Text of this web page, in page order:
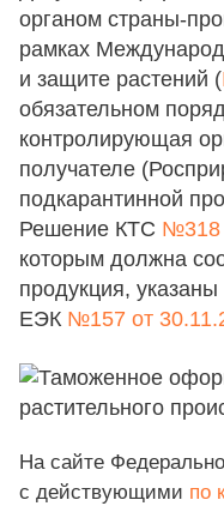
органом страны-
рамках
и защите растений (
обязательном
контролирующая
получателе
подкарантинной
Решение КТС №318
которым должна
продукция,
ЕЭК №157 от
На сайте
с действующими по